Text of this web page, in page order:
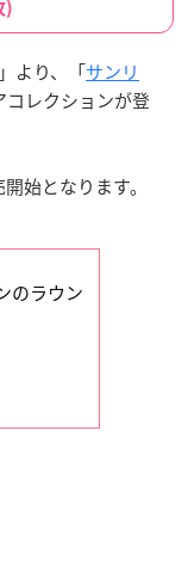
)
より、「サンリ
コレクションが登
始となります。
のラウン